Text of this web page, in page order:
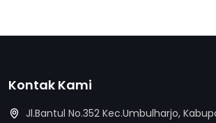
Kontak Kami
Jl.Bantul No.352 Kec.Umbulharjo,